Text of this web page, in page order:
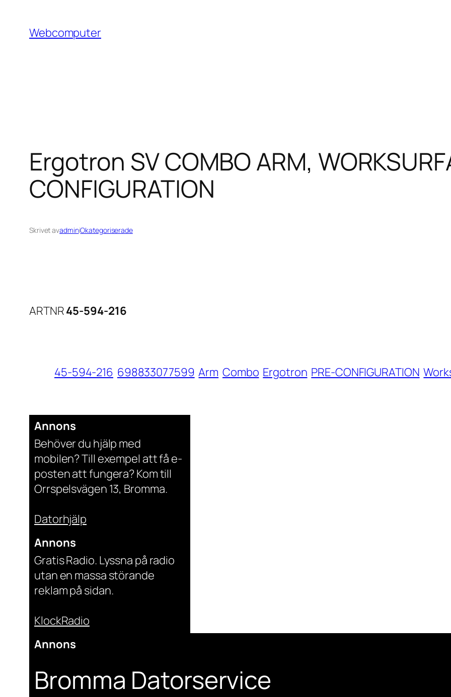
innehåll
Webcomputer
Ergotron SV COMBO ARM,
CONFIGURATION
Skrivet avadminiOkategoriserade
ARTNR45-594-216
45-594-216 698833077599 Arm Combo Ergotron PRE-CONFIGURATION
Annons
Behöver du hjälp med
mobilen? Till exempel att få e-
posten att fungera? Kom till
Orrspelsvägen 13, Bromma.
Datorhjälp
Annons
Gratis Radio. Lyssna på radio
utan en massa störande
reklam på sidan.
KlockRadio
Annons
Bromma Datorservice